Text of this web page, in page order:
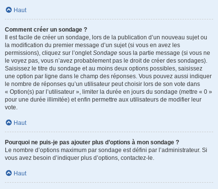
Haut
Comment créer un sondage ?
Il est facile de créer un sondage, lors de la publication d’un nouveau sujet ou
la modification du premier message d’un sujet (si vous en avez les
permissions), cliquez sur l’ongletSondage sous la partie message (si vous ne
le voyez pas, vous n’avez probablement pas le droit de créer des sondages).
Saisissez le titre du sondage et au moins deux options possibles, saisissez
une option par ligne dans le champ des réponses. Vous pouvez aussi indiquer
le nombre de réponses qu’un utilisateur peut choisir lors de son vote dans
« Option(s) par l’utilisateur », limiter la durée en jours du sondage (mettre « 0 »
pour une durée illimitée) et enfin permettre aux utilisateurs de modifier leur
vote.
Haut
Pourquoi ne puis-je pas ajouter plus d’options à mon sondage ?
Le nombre d’options maximum par sondage est défini par l’administrateur. Si
vous avez besoin d’indiquer plus d’options, contactez-le.
Haut